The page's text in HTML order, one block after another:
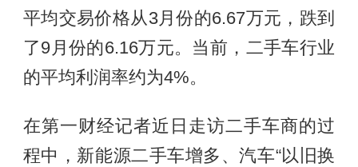
平均交易价格从3月份的6.67万元，跌到
了9月份的6.16万元。当前，二手车行业
的平均利润率约为4%。
在第一财经记者近日走访二手车商的过
程中，新能源二手车增多、汽车“以旧换